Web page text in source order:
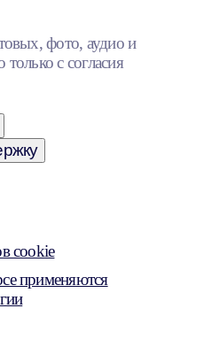
фото, аудио и
с согласия
cookie
применяются